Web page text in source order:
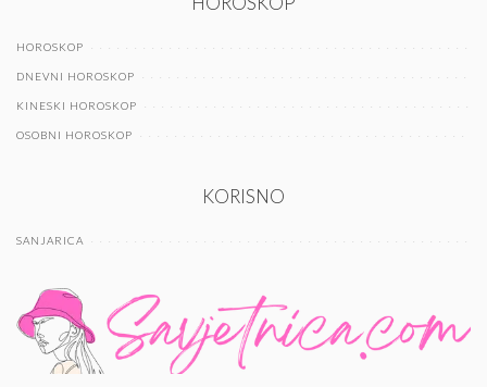
HOROSKOP
DNEVNI HOROSKOP
KINESKI HOROSKOP
OSOBNI HOROSKOP
KORISNO
SANJARICA